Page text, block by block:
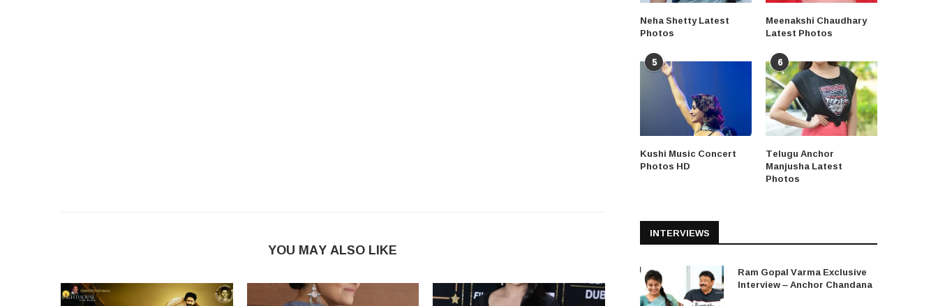
YOU MAY ALSO LIKE
Neha Shetty Latest
Photos
Meenakshi Chaudhary
Latest Photos
5
Kushi Music Concert
Photos HD
6
Telugu Anchor
Manjusha Latest
Photos
INTERVIEWS
Ram Gopal Varma Exclusive
Interview – Anchor Chandana